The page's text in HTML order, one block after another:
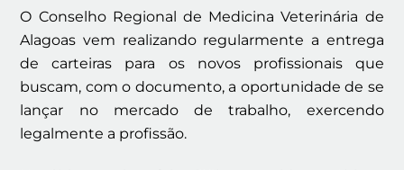
O Conselho Regional de Medicina Veterinária de
Alagoas vem realizando regularmente a entrega
de carteiras para os novos profissionais que
buscam, com o documento, a oportunidade de se
lançar no mercado de trabalho, exercendo
legalmente a profissão.